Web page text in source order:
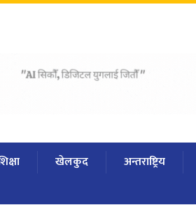
खेलकुद
अन्तराष्ट्रिय